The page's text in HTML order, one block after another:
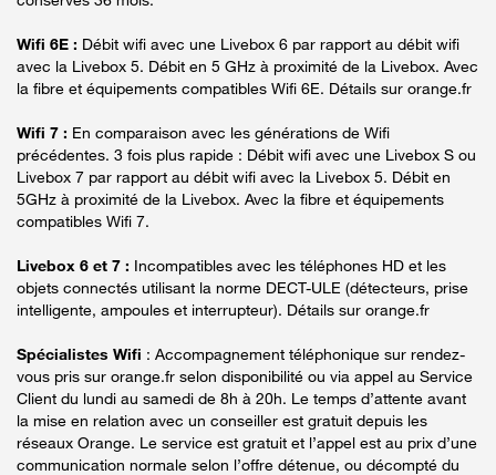
Wifi 6E : Débit wifi avec une Livebox 6 par rapport au débit wifi
avec la Livebox 5. Débit en 5 GHz à proximité de la Livebox. Avec
la fibre et équipements compatibles Wifi 6E. Détails sur orange.fr
Wifi 7 : En comparaison avec les générations de Wifi
précédentes. 3 fois plus rapide : Débit wifi avec une Livebox S ou
Livebox 7 par rapport au débit wifi avec la Livebox 5. Débit en
5GHz à proximité de la Livebox. Avec la fibre et équipements
compatibles Wifi 7.
Livebox 6 et 7 : Incompatibles avec les téléphones HD et les
objets connectés utilisant la norme DECT-ULE (détecteurs, prise
intelligente, ampoules et interrupteur). Détails sur orange.fr
Spécialistes Wifi : Accompagnement téléphonique sur rendez-
vous pris sur orange.fr selon disponibilité ou via appel au Service
Client du lundi au samedi de 8h à 20h. Le temps d’attente avant
la mise en relation avec un conseiller est gratuit depuis les
réseaux Orange. Le service est gratuit et l’appel est au prix d’une
communication normale selon l’offre détenue, ou décompté du